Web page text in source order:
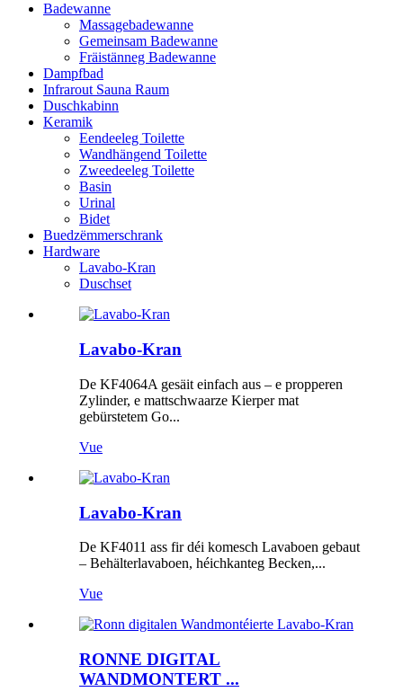
Badewanne
Massagebadewanne
Gemeinsam Badewanne
Fräistänneg Badewanne
Dampfbad
Infrarout Sauna Raum
Duschkabinn
Keramik
Eendeeleg Toilette
Wandhängend Toilette
Zweedeeleg Toilette
Basin
Urinal
Bidet
Buedzëmmerschrank
Hardware
Lavabo-Kran
Duschset
Lavabo-Kran
De KF4064A gesäit einfach aus – e propperen
Zylinder, e mattschwaarze Kierper mat
gebürstetem Go...
Vue
Lavabo-Kran
De KF4011 ass fir déi komesch Lavaboen gebaut
– Behälterlavaboen, héichkanteg Becken,...
Vue
RONNE DIGITAL
WANDMONTERT ...